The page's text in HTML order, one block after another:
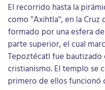
El recorrido hasta la
como "Axihtla", en la
formado por una esfera
parte superior, el cual
Tepoztécatl fue bautizado
cristianismo. El templo se
primero de ellos funcionó